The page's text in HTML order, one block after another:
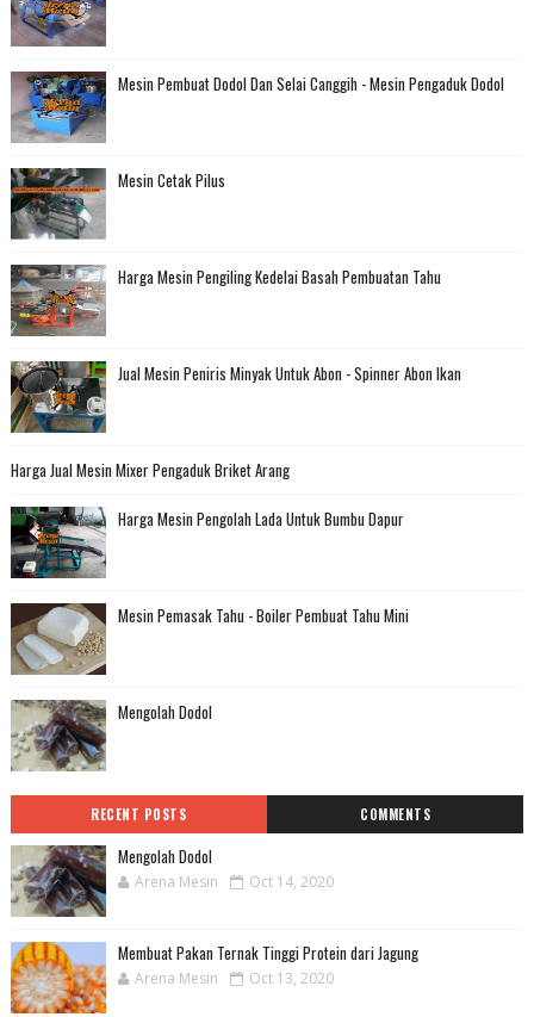
Mesin Pembuat Dodol Dan Selai Canggih - Mesin Pengaduk Dodol
Mesin Cetak Pilus
Harga Mesin Pengiling Kedelai Basah Pembuatan Tahu
Jual Mesin Peniris Minyak Untuk Abon - Spinner Abon Ikan
Harga Jual Mesin Mixer Pengaduk Briket Arang
Harga Mesin Pengolah Lada Untuk Bumbu Dapur
Mesin Pemasak Tahu - Boiler Pembuat Tahu Mini
Mengolah Dodol
RECENT POSTS COMMENTS
Mengolah Dodol
Arena Mesin Oct 14, 2020
Membuat Pakan Ternak Tinggi Protein dari Jagung
Arena Mesin Oct 13, 2020